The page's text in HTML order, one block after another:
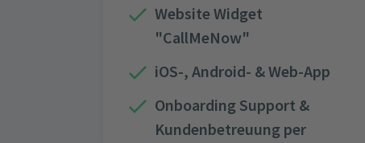
Website Widget
"CallMeNow"
iOS-, Android- & Web-App
Onboarding Support &
Kundenbetreuung per